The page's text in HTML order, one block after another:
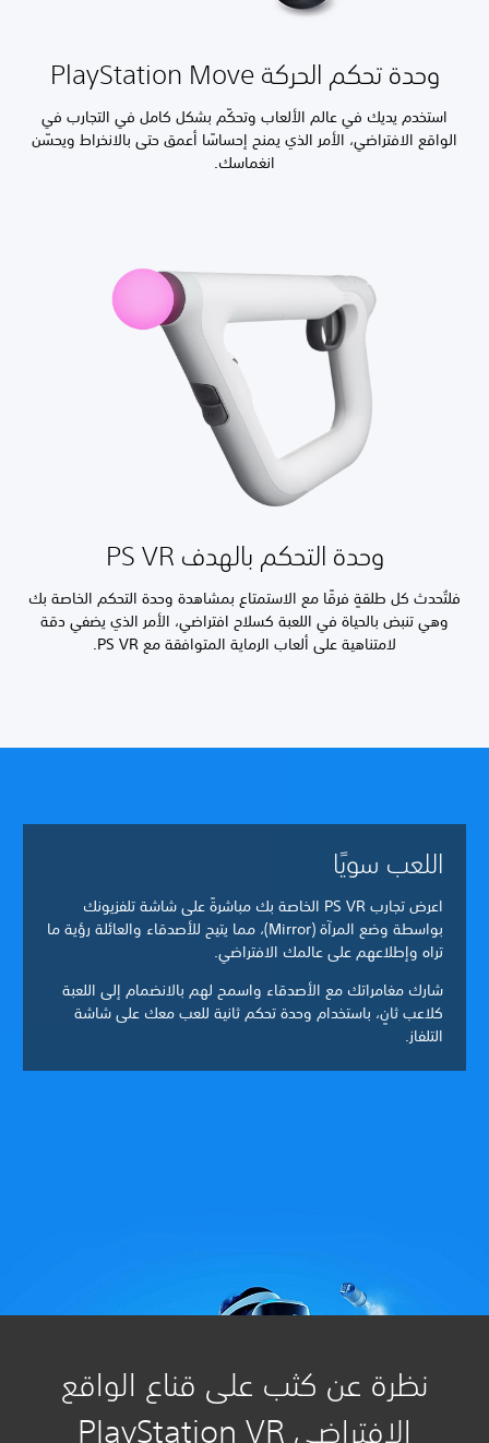
وحدة تحكم الحركة PlayStation Move
استخدم يديك في عالم الألعاب وتحكّم بشكل كامل في التجارب في
الواقع الافتراضي، الأمر الذي يمنح إحساسًا أعمق حتى بالانخراط ويحسّن
انغماسك.
وحدة التحكم بالهدف PS VR
فلتُحدث كل طلقةٍ فرقًا مع الاستمتاع بمشاهدة وحدة التحكم الخاصة بك
وهي تنبض بالحياة في اللعبة كسلاح افتراضي، الأمر الذي يضفي دقة
لامتناهية على ألعاب الرماية المتوافقة مع PS VR.
اللعب سويًا
اعرض تجارب PS VR الخاصة بك مباشرةً على شاشة تلفزيونك
بواسطة وضع المرآة (Mirror)، مما يتيح للأصدقاء والعائلة رؤية ما
تراه وإطلاعهم على عالمك الافتراضي.
شارك مغامراتك مع الأصدقاء واسمح لهم بالانضمام إلى اللعبة
كلاعب ثانٍ، باستخدام وحدة تحكم ثانية للعب معك على شاشة
التلفاز.
نظرة عن كثب على قناع الواقع
الافتراضي PlayStation VR